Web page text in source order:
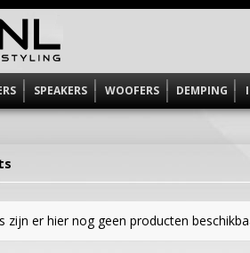
SPEAKERS WOOFERS DEMPING
zijn er hier nog geen producten